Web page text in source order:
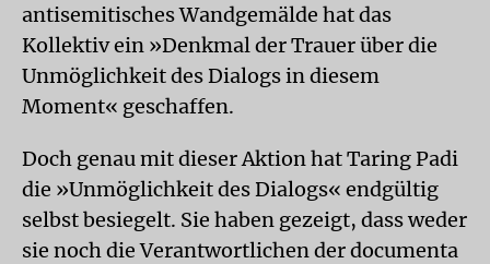
antisemitisches Wandgemälde hat das
Kollektiv ein »Denkmal der Trauer über die
Unmöglichkeit des Dialogs in diesem
Moment« geschaffen.
Doch genau mit dieser Aktion hat Taring Padi
die »Unmöglichkeit des Dialogs« endgültig
selbst besiegelt. Sie haben gezeigt, dass weder
sie noch die Verantwortlichen der documenta